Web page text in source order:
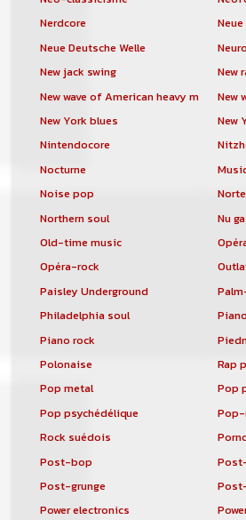
Nerdcore
Neue Deutsche Welle
New jack swing
New
New wave of American heavy metalNew
New York blues
New
Nintendocore
Nocturne
Noise pop
Northern soul
Nu
Old-time music
Opéra-rock
Paisley Underground
Philadelphia soul
Piano rock
Polonaise
Rap
Pop metal
Pop
Pop psychédélique
Rock suédois
Post-bop
Post-grunge
Power electronics